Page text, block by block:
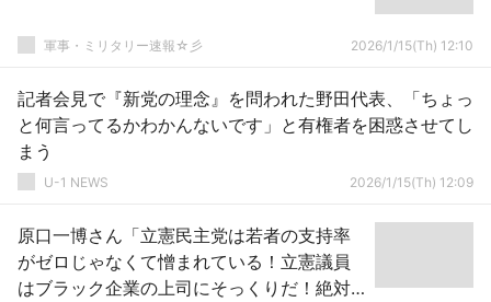
軍事・ミリタリー速報☆彡 2026/1/15(Th) 12:10
記者会見で『新党の理念』を問われた野田代表、「ちょっ
と何言ってるかわかんないです」と有権者を困惑させてし
まう
U-1 NEWS 2026/1/15(Th) 12:09
原口一博さん「立憲民主党は若者の支持率
がゼロじゃなくて憎まれている！立憲議員
はブラック企業の上司にそっくりだ！絶対